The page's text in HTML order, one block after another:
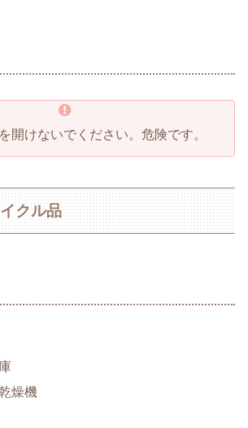
開けないでください。危険です。
クル品
燥機